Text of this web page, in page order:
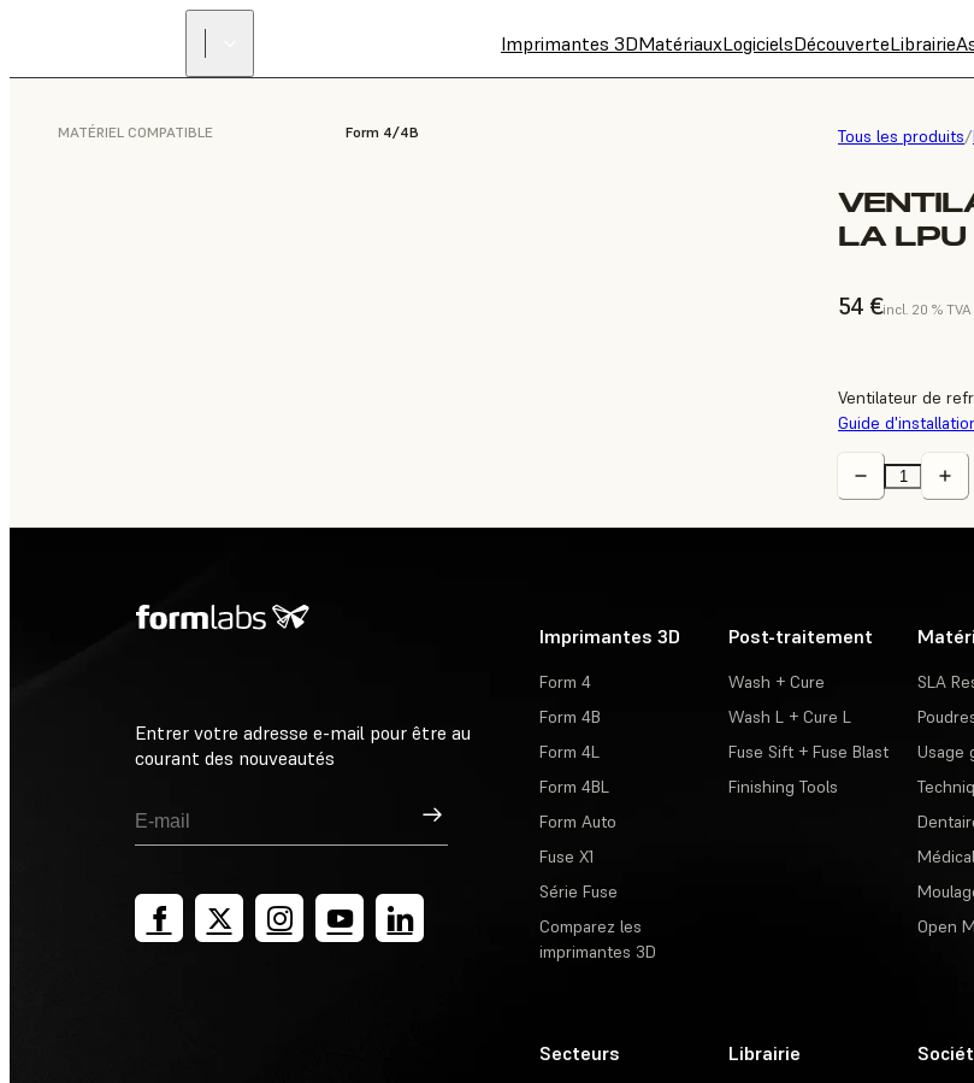
Imprimantes 3DMatériauxLogicielsDécouverteLibrairie
Tous les produits/
LA LPU
54 €incl. 20 % TVA
MATÉRIEL COMPATIBLE Form 4/4B
Ventilateur de
Guide
Entrer votre adresse e-mail pour être au
courant des nouveautés
Inscription
Imprimantes 3D
Form 4
Form 4B
Form 4L
Form 4BL
Form Auto
Fuse X1
Série Fuse
Comparez les
imprimantes 3D
Post-traitement
Wash + Cure
Wash L + Cure L
Fuse Sift + Fuse Blast
Finishing Tools
SLA
Usage
Médical
Open
Secteurs Librairie